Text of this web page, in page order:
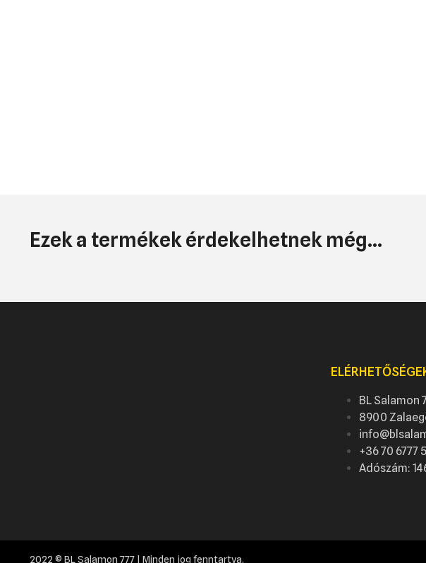
Ezek a termékek érdekelhetnek még...
BL Salamon
8900
+36 70 6777
Adószám:
2022 © BL Salamon 777 | Minden jog fenntartva.